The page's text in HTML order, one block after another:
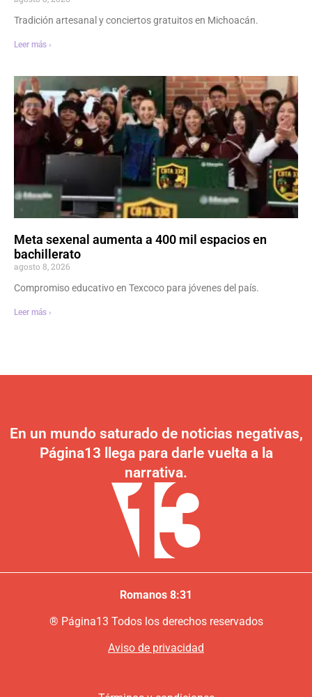
Tradición artesanal y conciertos gratuitos en Michoacán.
Leer más ›
Meta sexenal aumenta a 400 mil espacios en
bachillerato
agosto 8, 2026
Compromiso educativo en Texcoco para jóvenes del país.
Leer más ›
En un mundo saturado de noticias negativas,
Página13 llega para darle vuelta a la
narrativa.
Romanos 8:31
® Página13 Todos los derechos reservados
Aviso de privacidad